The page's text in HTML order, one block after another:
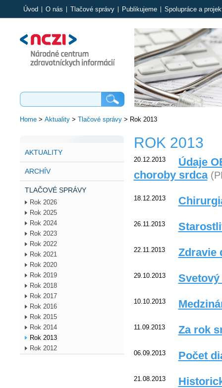
Úvod O nás Tlačové správy Publikujeme Spolupráce a
Home> Aktuality> Tlačové správy> Rok 2013
AKTUALITY
ARCHÍV
TLAČOVÉ SPRÁVY
Rok 2026
Rok 2025
Rok 2024
Rok 2023
Rok 2022
Rok 2021
Rok 2020
Rok 2019
Rok 2018
Rok 2017
Rok 2016
Rok 2015
Rok 2014
Rok 2013
Rok 2012
ROK 2013
20.12.2013
Údaje
choroby srdca
18.12.2013
26.11.2013
22.11.2013 Zdravie
29.10.2013
10.10.2013
11.09.2013 Za rok
06.09.2013 Počet
21.08.2013